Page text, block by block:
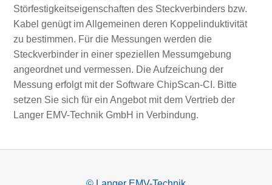
Störfestigkeitseigenschaften des Steckverbinders bzw.
Kabel genügt im Allgemeinen deren Koppelinduktivität
zu bestimmen. Für die Messungen werden die
Steckverbinder in einer speziellen Messumgebung
angeordnet und vermessen. Die Aufzeichung der
Messung erfolgt mit der Software ChipScan-CI. Bitte
setzen Sie sich für ein Angebot mit dem Vertrieb der
Langer EMV-Technik GmbH in Verbindung.